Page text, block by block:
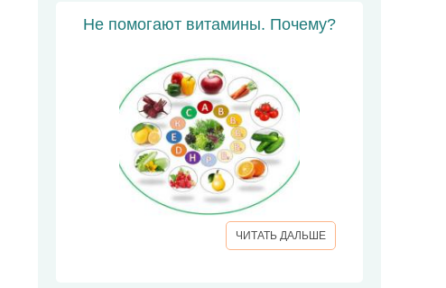
Не помогают витамины. Почему?
ЧИТАТЬ ДАЛЬШЕ